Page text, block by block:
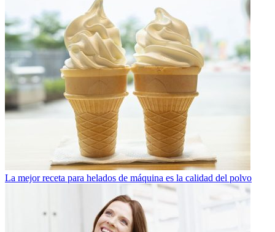
La mejor receta para helados de máquina es la calidad del polvo